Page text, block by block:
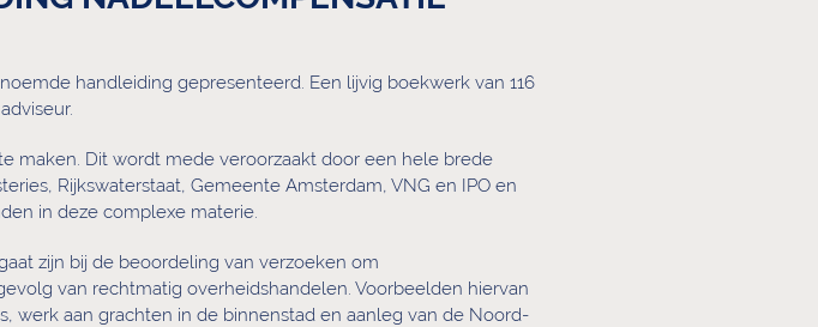
handleiding gepresenteerd. Een lijvig boekwerk van 116
maken. Dit wordt mede veroorzaakt door een hele brede
Rijkswaterstaat, Gemeente Amsterdam, VNG en IPO en
in deze complexe materie.
zijn bij de beoordeling van verzoeken om
van rechtmatig overheidshandelen. Voorbeelden hiervan
werk aan grachten in de binnenstad en aanleg van de Noord-